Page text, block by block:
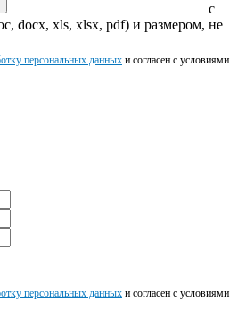
с
docx, xls, xlsx, pdf) и размером, не
персональных данных и согласен с условиями
персональных данных и согласен с условиями